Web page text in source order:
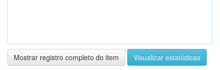
Mostrar registro completo do item Visualizar estatísticas